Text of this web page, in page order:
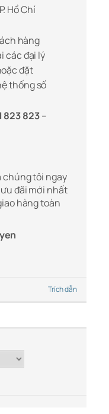
Hồ Chí
hàng
các đại lý
đặt
thống số
823 823–
chúng tôi ngay
đãi mới nhất
hàng toàn
Trích dẫn